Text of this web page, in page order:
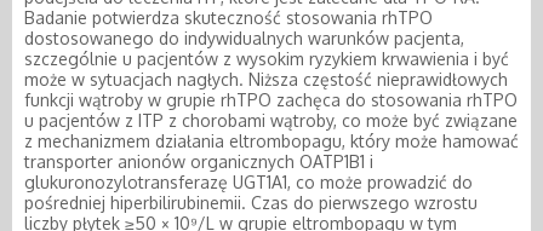
Badanie potwierdza skuteczność stosowania rhTPO
dostosowanego do indywidualnych warunków pacjenta,
szczególnie u pacjentów z wysokim ryzykiem krwawienia i być
może w sytuacjach nagłych. Niższa częstość nieprawidłowych
funkcji wątroby w grupie rhTPO zachęca do stosowania rhTPO
u pacjentów z ITP z chorobami wątroby, co może być związane
z mechanizmem działania eltrombopagu, który może hamować
transporter anionów organicznych OATP1B1 i
glukuronozylotransferazę UGT1A1, co może prowadzić do
pośredniej hiperbilirubinemii. Czas do pierwszego wzrostu
liczby płytek ≥50 × 10⁹/L w grupie eltrombopagu w tym